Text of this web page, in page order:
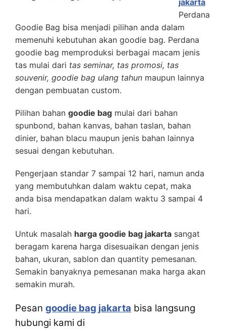
jakarta
Perdana
Goodie Bag bisa menjadi pilihan anda dalam
memenuhi kebutuhan akan goodie bag. Perdana
goodie bag memproduksi berbagai macam jenis
tas mulai dari tas seminar, tas promosi, tas
souvenir, goodie bag ulang tahun maupun lainnya
dengan pembuatan custom.
Pilihan bahan goodie bag mulai dari bahan
spunbond, bahan kanvas, bahan taslan, bahan
dinier, bahan blacu maupun jenis bahan lainnya
sesuai dengan kebutuhan.
Pengerjaan standar 7 sampai 12 hari, namun anda
yang membutuhkan dalam waktu cepat, maka
anda bisa mendapatkan dalam waktu 3 sampai 4
hari.
Untuk masalah harga goodie bag jakarta sangat
beragam karena harga disesuaikan dengan jenis
bahan, ukuran, sablon dan quantity pemesanan.
Semakin banyaknya pemesanan maka harga akan
semakin murah.
Pesan goodie bag jakarta bisa langsung
hubungi kami di